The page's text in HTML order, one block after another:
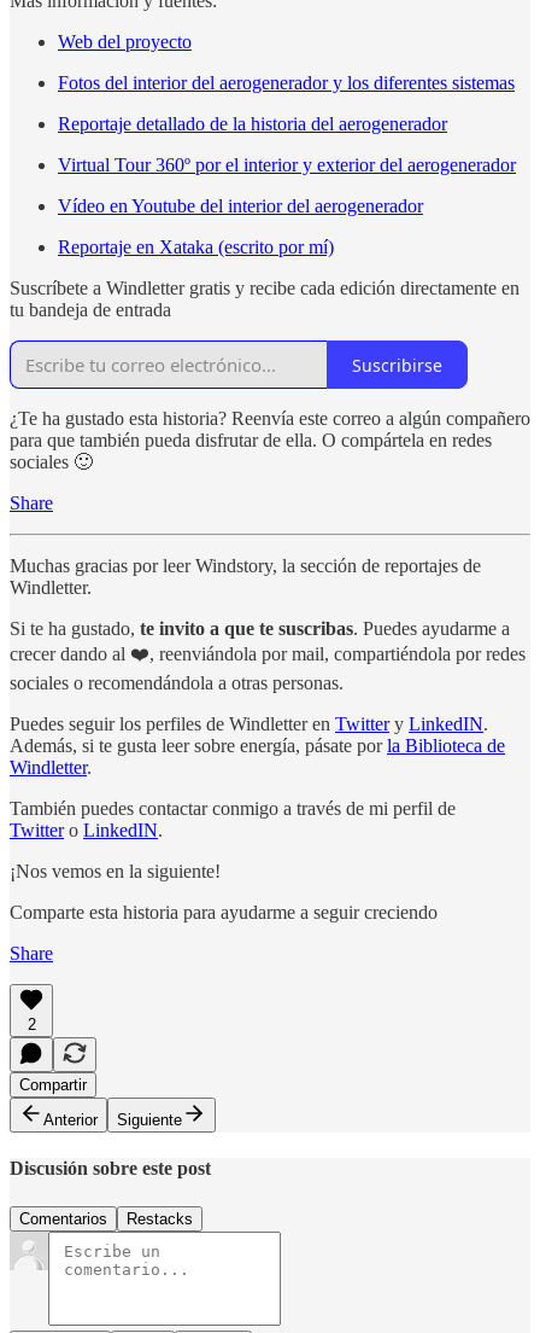
Web del proyecto
Fotos del interior del aerogenerador y los diferentes sistemas
Reportaje detallado de la historia del aerogenerador
Virtual Tour 360º por el interior y exterior del aerogenerador
Vídeo en Youtube del interior del aerogenerador
Reportaje en Xataka (escrito por mí)
Suscríbete a Windletter gratis y recibe cada edición directamente en
tu bandeja de entrada
Suscribirse
¿Te ha gustado esta historia? Reenvía este correo a algún compañero
para que también pueda disfrutar de ella. O compártela en redes
sociales 🙂
Share
Muchas gracias por leer Windstory, la sección de reportajes de
Windletter.
Si te ha gustado, te invito a que te suscribas. Puedes ayudarme a
crecer dando al ❤️, reenviándola por mail, compartiéndola por redes
sociales o recomendándola a otras personas.
Puedes seguir los perfiles de Windletter en Twittery LinkedIN.
Además, si te gusta leer sobre energía, pásate porla Biblioteca de
Windletter.
También puedes contactar conmigo a través de mi perfil de
Twittero LinkedIN.
¡Nos vemos en la siguiente!
Comparte esta historia para ayudarme a seguir creciendo
Share
2
Compartir
Anterior
Siguiente
Discusión sobre este post
Comentarios Restacks